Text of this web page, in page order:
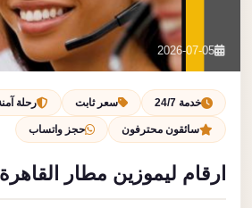
بنا
احجز الآن
2026-07-05
خدمة 24/7 سعر ثابت رحلة آمنة
سائقون محترفون حجز واتساب
ارقام ليموزين مطار القاهرة